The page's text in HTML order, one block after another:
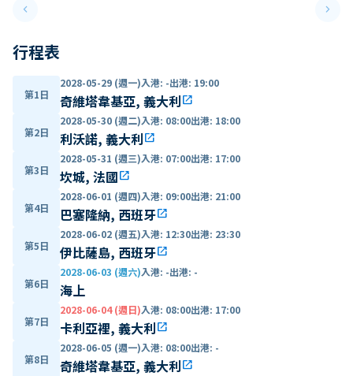
keyboard_arrow_leftPrevious slide keyboard_arrow_right
行程表
第1日
2028-05-29 (週一)入港: -出港: 19:00
奇維塔韋基亞, 義大利open_in_new
第2日
2028-05-30 (週二)入港: 08:00出港: 18:00
利沃諾, 義大利open_in_new
第3日
2028-05-31 (週三)入港: 07:00出港: 17:00
坎城, 法國open_in_new
第4日
2028-06-01 (週四)入港: 09:00出港: 21:00
巴塞隆納, 西班牙open_in_new
第5日
2028-06-02 (週五)入港: 12:30出港: 23:30
伊比薩島, 西班牙open_in_new
第6日
2028-06-03 (週六)入港: -出港: -
海上
第7日
2028-06-04 (週日)入港: 08:00出港: 17:00
卡利亞裡, 義大利open_in_new
第8日
2028-06-05 (週一)入港: 08:00出港: -
奇維塔韋基亞, 義大利open_in_new